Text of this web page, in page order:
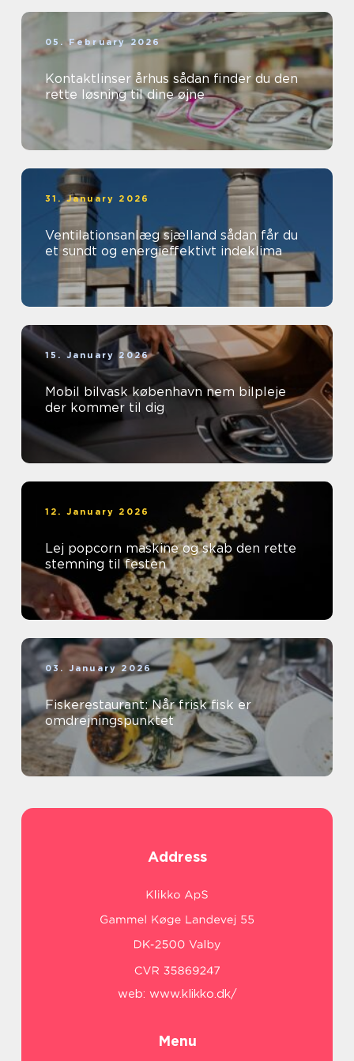
05. February 2026
Kontaktlinser århus sådan finder du den
rette løsning til dine øjne
31. January 2026
Ventilationsanlæg sjælland sådan får du
et sundt og energieffektivt indeklima
15. January 2026
Mobil bilvask københavn nem bilpleje
der kommer til dig
12. January 2026
Lej popcorn maskine og skab den rette
stemning til festen
03. January 2026
Fiskerestaurant: Når frisk fisk er
omdrejningspunktet
Address
web: www.klikko.dk/
Menu